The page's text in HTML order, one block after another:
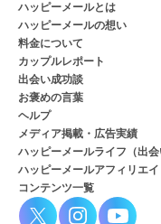
ハッピーメールとは
ハッピーメールの想い
料金について
カップルレポート
出会い成功談
お褒めの言葉
ヘルプ
メディア掲載・広告実績
ハッピーメールライフ（出会
ハッピーメールアフィリエイ
コンテンツ一覧